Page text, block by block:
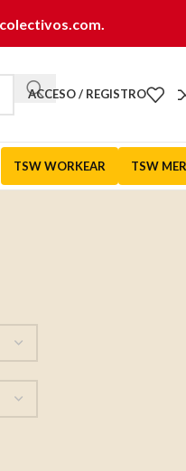
ACCESO / REGISTRO
TSW WORKEAR TSW